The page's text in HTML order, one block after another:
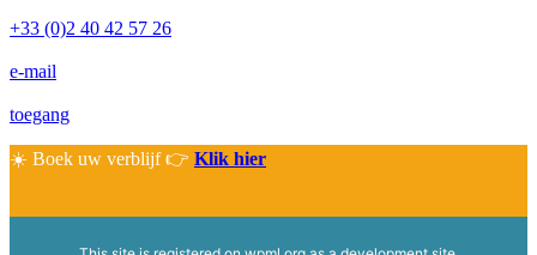
+33 (0)2 40 42 57 26
e-mail
toegang
☀️ Boek uw verblijf 👉 Klik hier